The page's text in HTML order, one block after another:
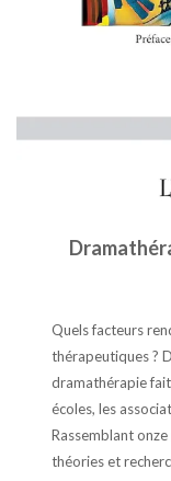
Quels facteurs
thérapeutiques ?
dramathérapie fait
écoles, les
Rassemblant
théories et